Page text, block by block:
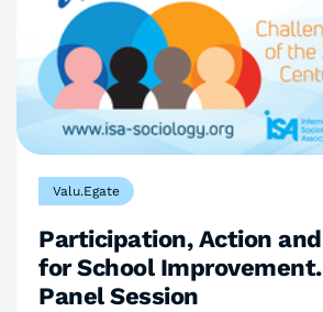
Valu.Egate
Participation, Action
for School
Panel Session